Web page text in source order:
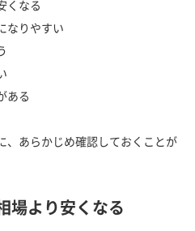
くなる
なりやすい
ある
、あらかじめ確認しておくことが
場より安くなる